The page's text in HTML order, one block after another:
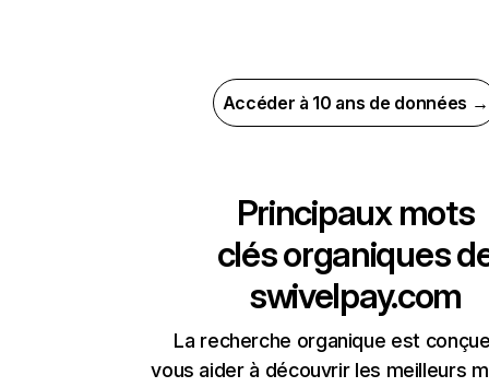
Accéder à 10 ans de données →
Principaux mots
clés organiques
swivelpay.com
La recherche organique est
vous aider à découvrir les meilleurs